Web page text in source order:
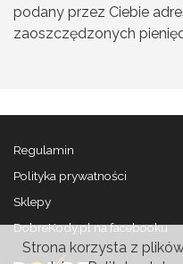
podany przez Ciebie
zaoszczędzonych
Regulamin
Polityka prywatności
Sklepy
DobreKody.pl na facebooku
Strona korzysta z